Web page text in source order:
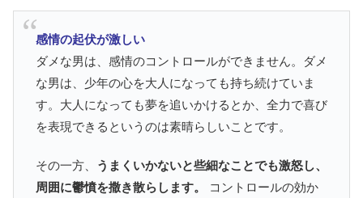
感情の起伏が激しい
ダメな男は、感情のコントロールができません。ダメ
な男は、少年の心を大人になっても持ち続けていま
す。大人になっても夢を追いかけるとか、全力で喜び
を表現できるというのは素晴らしいことです。
その一方、
うまくいかないと些細なことでも激怒し、
周囲に鬱憤を撒き散らします。
コントロールの効か